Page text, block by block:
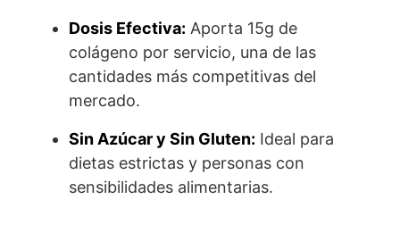
Dosis Efectiva: Aporta 15g de
colágeno por servicio, una de las
cantidades más competitivas del
mercado.
Sin Azúcar y Sin Gluten: Ideal para
dietas estrictas y personas con
sensibilidades alimentarias.